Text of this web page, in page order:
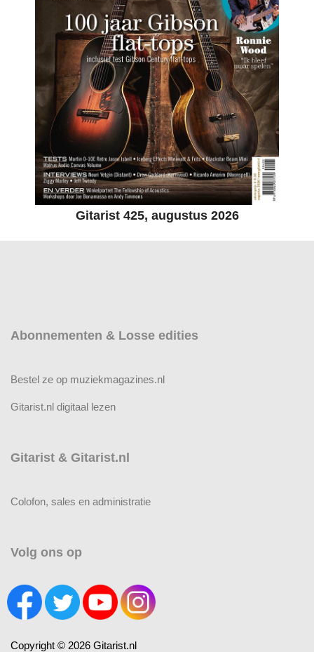
Gitarist 425, augustus 2026
Abonnementen & Losse edities
Bestel ze op muziekmagazines.nl
Gitarist.nl digitaal lezen
Gitarist & Gitarist.nl
Colofon, sales en administratie
Volg ons op
Copyright © 2026 Gitarist.nl